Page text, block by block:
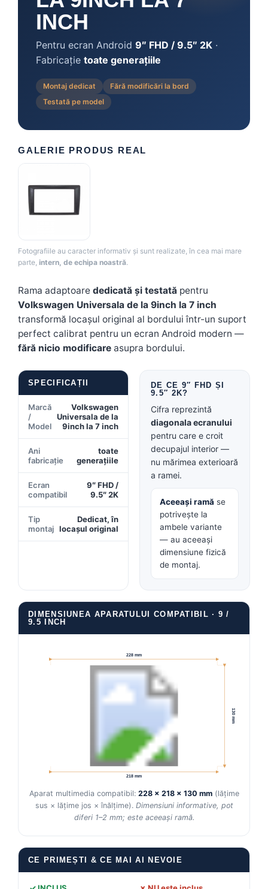
INCH
Pentru ecran Android 9″ FHD / 9.5″ 2K ·
Fabricație toate generațiile
Montaj dedicat
Fără modificări la bord
Testată pe model
GALERIE PRODUS REAL
Fotografiile au caracter informativ și sunt realizate, în cea mai mare
parte, intern, de echipa noastră.
Rama adaptoare dedicată și testată pentru
Volkswagen Universala de la 9inch la 7 inch
transformă locașul original al bordului într-un suport
perfect calibrat pentru un ecran Android modern —
fără nicio modificare asupra bordului.
SPECIFICAȚII
Marcă
/
Model
Volkswagen
Universala de la
9inch la 7 inch
Ani
fabricație
toate
generațiile
Ecran
compatibil
9″ FHD /
9.5″ 2K
Tip
montaj
Dedicat, în
locașul original
DE CE 9″ FHD ȘI
9.5″ 2K?
Cifra reprezintă
diagonala ecranului
pentru care e croit
decupajul interior —
nu mărimea exterioară
a ramei.
Aceeași ramă se
potrivește la
ambele variante
— au aceeași
dimensiune fizică
de montaj.
DIMENSIUNEA APARATULUI COMPATIBIL · 9 /
9.5 INCH
228 mm
218 mm
130 mm
Aparat multimedia compatibil: 228 × 218 × 130 mm(lățime
sus × lățime jos × înălțime). Dimensiuni informative, pot
diferi 1–2 mm; este aceeași ramă.
CE PRIMEȘTI & CE MAI AI NEVOIE